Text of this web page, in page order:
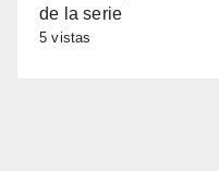
de la serie
5 vistas